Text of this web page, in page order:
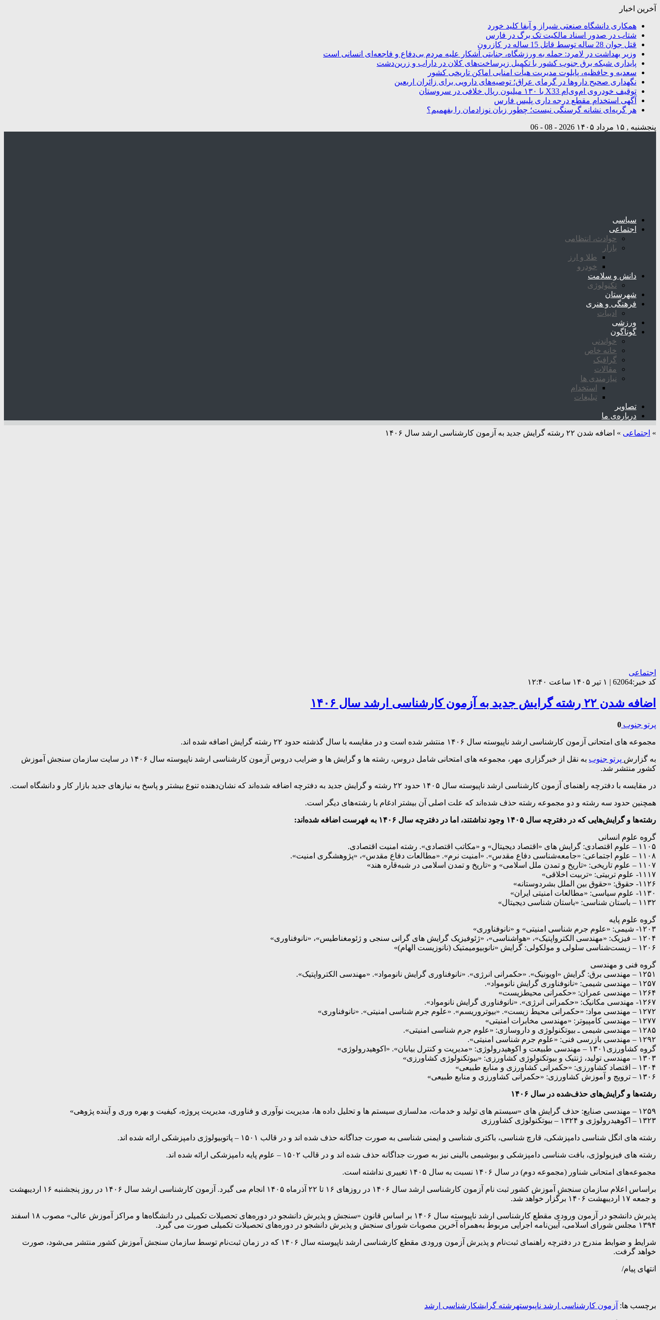
آخرین اخبار
همکاری دانشگاه صنعتی شیراز و آبفا کلید خورد
شتاب در صدور اسناد مالکیت تک برگ در فارس
قتل جوان 28 ساله توسط قاتل 15 ساله در کازرون
وزیر بهداشت در لامرد: حمله به ورزشگاه، جنایتی آشکار علیه مردم بی‌دفاع و فاجعه‌ای انسانی است
پایداری شبکه برق جنوب کشور با تکمیل زیرساخت‌های کلان در داراب و زرین‌دشت
سعدیه و حافظیه، پایلوت مدیریت هیأت امنایی اماکن تاریخی کشور
نگهداری صحیح داروها در گرمای عراق؛ توصیه‌های دارویی برای زائران اربعین
توقیف خودروی ام‌وی‌ام X33 با ۱۳۰ میلیون ریال خلافی در سروستان
آگهی استخدام مقطع درجه داری پلیس فارس
هر گریه‌ای نشانه گرسنگی نیست؛ چطور زبان نوزادمان را بفهمیم؟
پنجشنبه , ۱۵ مرداد ۱۴۰۵ 2026 - 08 - 06
سیاسی
اجتماعی
حوادث، انتظامی
بازار
طلا و ارز
خودرو
دانش و سلامت
تکنولوژی
شهرستان
فرهنگی و هنری
ادبیات
ورزشی
گوناگون
خواندنی
خانه خاص
گرافیک
مقالات
نیازمندی ها
استخدام
تبلیغات
تصاویر
درباره‌ی ما
» اجتماعی » اضافه شدن ۲۲ رشته گرایش جدید به آزمون کارشناسی ارشد سال ۱۴۰۶
اجتماعی
کد خبر:62064 | ۱ تیر ۱۴۰۵ ساعت ۱۲:۴۰
اضافه شدن ۲۲ رشته گرایش جدید به آزمون کارشناسی ارشد سال ۱۴۰۶
پرتو جنوب 0
مجموعه های امتحانی آزمون کارشناسی ارشد ناپیوسته سال ۱۴۰۶ منتشر شده است و در مقایسه با سال گذشته حدود ۲۲ رشته گرایش اضافه شده اند.
به گزارش پرتو جنوب
به نقل از خبرگزاری مهر، مجموعه های امتحانی شامل دروس، رشته ها و گرایش ها و ضرایب دروس آزمون کارشناسی ارشد ناپیوسته سال ۱۴۰۶ در سایت سازمان سنجش آموزش
کشور منتشر شد.
در مقایسه با دفترچه راهنمای آزمون کارشناسی ارشد ناپیوسته سال ۱۴۰۵ حدود ۲۲ رشته و گرایش جدید به دفترچه اضافه شده‌اند که نشان‌دهنده تنوع بیشتر و پاسخ به نیازهای جدید بازار کار و دانشگاه است.
همچنین حدود سه رشته و دو مجموعه رشته حذف شده‌اند که علت اصلی آن بیشتر ادغام با رشته‌های دیگر است.
رشته‌ها و گرایش‌هایی که در دفترچه سال ۱۴۰۵ وجود نداشتند، اما در دفترچه سال ۱۴۰۶ به فهرست اضافه شده‌اند:
گروه علوم انسانی
۱۱۰۵ – علوم اقتصادی: گرایش های «اقتصاد دیجیتال» و «مکاتب اقتصادی». رشته امنیت اقتصادی.
۱۱۰۸ – علوم اجتماعی: «جامعه‌شناسی دفاع مقدس». «امنیت نرم». «مطالعات دفاع مقدس»، «پژوهشگری امنیت».
۱۱۰۷ – علوم تاریخی: «تاریخ و تمدن ملل اسلامی» و «تاریخ و تمدن اسلامی در شبه‌قاره هند»
۱۱۱۷- علوم تربیتی: «تربیت اخلاقی»
۱۱۲۶- حقوق: «حقوق بین الملل بشردوستانه»
۱۱۳۰- علوم سیاسی: «مطالعات امنیتی ایران»
۱۱۳۲ – باستان شناسی: «باستان شناسی دیجیتال»
گروه علوم پایه
۱۲۰۳- شیمی: «علوم جرم شناسی امنیتی» و «نانوفناوری»
۱۲۰۴ – فیزیک: «مهندسی الکترواپتیک»، «هواشناسی»، «ژئوفیزیک گرایش های گرانی سنجی و ژئومغناطیس»، «نانوفناوری»
۱۲۰۶ – زیست‌شناسی سلولی و مولکولی: گرایش «نانوبیومیمتیک (نانوزیست الهام)»
گروه فنی و مهندسی
۱۲۵۱ – مهندسی برق: گرایش «اویونیک». «حکمرانی انرژی». «نانوفناوری گرایش نانومواد». «مهندسی الکترواپتیک».
۱۲۵۷ – مهندسی شیمی: «نانوفناوری گرایش نانومواد».
۱۲۶۴ – مهندسی عمران: «حکمرانی محیطزیست»
۱۲۶۷- مهندسی مکانیک: «حکمرانی انرژی». «نانوفناوری گرایش نانومواد».
۱۲۷۲ – مهندسی مواد: «حکمرانی محیط زیست». «بیوتروریسم». «علوم جرم شناسی امنیتی». «نانوفناوری»
۱۲۷۷ – مهندسی کامپیوتر: «مهندسی مخابرات امنیتی»
۱۲۸۵ – مهندسی شیمی ـ بیوتکنولوژی و داروسازی: «علوم جرم شناسی امنیتی».
۱۲۹۲ – مهندسی بازرسی فنی: «علوم جرم شناسی امنیتی».
گروه کشاورزی۱۳۰۱ – مهندسی طبیعت و اکوهیدرولوژی: «مدیریت و کنترل بیابان». «اکوهیدرولوژی»
۱۳۰۳ – مهندسی تولید، ژنتیک و بیوتکنولوژی کشاورزی: «بیوتکنولوژی کشاورزی»
۱۳۰۴ – اقتصاد کشاورزی: «حکمرانی کشاورزی و منابع طبیعی»
۱۳۰۶ – ترویج و آموزش کشاورزی: «حکمرانی کشاورزی و منابع طبیعی»
رشته‌ها و گرایش‌های حذف‌شده در سال ۱۴۰۶
۱۲۵۹ – مهندسی صنایع: حذف گرایش های «سیستم های تولید و خدمات، مدلسازی سیستم ها و تحلیل داده ها، مدیریت نوآوری و فناوری، مدیریت پروژه، کیفیت و بهره وری و آینده پژوهی»
۱۳۲۳ – اکوهیدرولوژی و ۱۳۲۴ – بیوتکنولوژی کشاورزی
رشته های انگل شناسی دامپزشکی، قارچ شناسی، باکتری شناسی و ایمنی شناسی به صورت جداگانه حذف شده اند و در قالب ۱۵۰۱ – پاتوبیولوژی دامپزشکی ارائه شده اند.
رشته های فیزیولوژی، بافت شناسی دامپزشکی و بیوشیمی بالینی نیز به صورت جداگانه حذف شده اند و در قالب ۱۵۰۲ – علوم پایه دامپزشکی ارائه شده اند.
مجموعه‌های امتحانی شناور (مجموعه دوم) در سال ۱۴۰۶ نسبت به سال ۱۴۰۵ تغییری نداشته است.
براساس اعلام سازمان سنجش آموزش کشور ثبت نام آزمون کارشناسی ارشد سال ۱۴۰۶ در روزهای ۱۶ تا ۲۲ آذرماه ۱۴۰۵ انجام می گیرد. آزمون کارشناسی ارشد سال ۱۴۰۶ در روز پنجشنبه ۱۶ اردیبهشت
و جمعه ۱۷ اردیبهشت ۱۴۰۶ برگزار خواهد شد.
پذیرش دانشجو در آزمون ورودی مقطع کارشناسی‌ ارشد ناپیوسته سال ۱۴۰۶ بر اساس قانون «سنجش و پذیرش دانشجو در دوره‌های تحصیلات تکمیلی در دانشگاه‌ها و مراکز آموزش عالی» مصوب ۱۸ اسفند
۱۳۹۴ مجلس شورای اسلامی، آیین‌نامه اجرایی مربوط به‌همراه آخرین مصوبات شورای سنجش و پذیرش دانشجو در دوره‌های تحصیلات تکمیلی صورت می گیرد.
شرایط و ضوابط مندرج در دفترچه راهنمای ثبت‌نام و پذیرش آزمون ورودی مقطع کارشناسی‌ ارشد ناپیوسته سال ۱۴۰۶ که در زمان ثبت‌نام توسط سازمان سنجش آموزش کشور منتشر می‌شود، صورت
خواهد گرفت.
انتهای پیام/
برچسب ها: آزمون کارشناسی ارشد ناپیوستهرشته گرایشکارشناسی ارشد